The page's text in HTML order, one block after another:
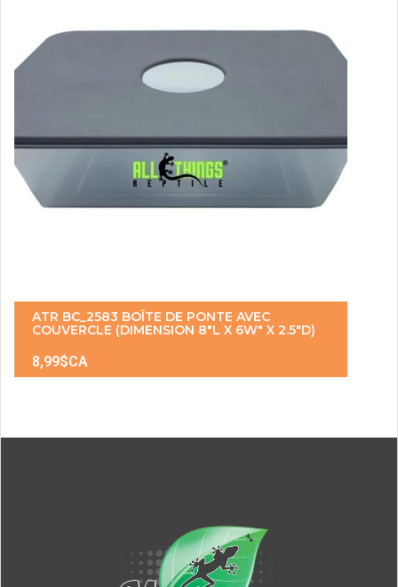
ATR BC_2583 BOÎTE DE PONTE AVEC
COUVERCLE (DIMENSION 8"L X 6W" X 2.5"D)
8,99$CA